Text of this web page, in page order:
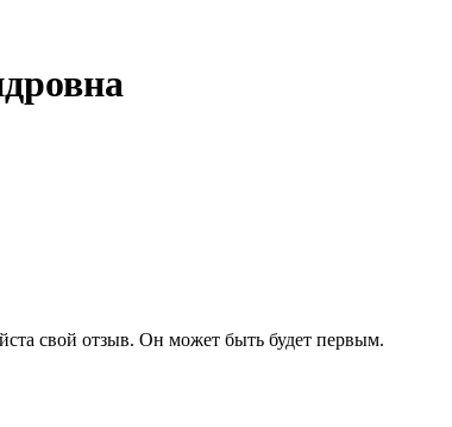
свой отзыв. Он может быть будет первым.